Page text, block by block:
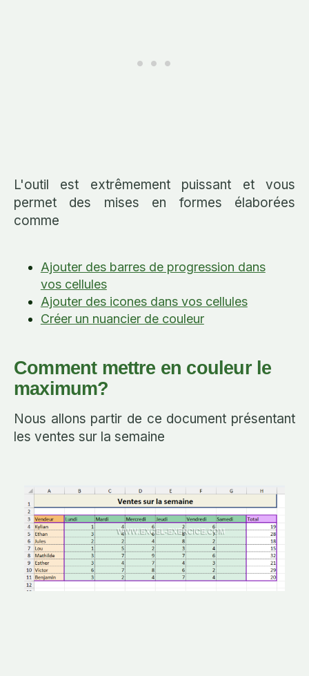
L'outil est extrêmement puissant et vous
permet des mises en formes élaborées
comme
Ajouter des barres de progression dans
vos cellules
Ajouter des icones dans vos cellules
Créer un nuancier de couleur
Comment mettre en couleur le
maximum?
Nous allons partir de ce document présentant
les ventes sur la semaine